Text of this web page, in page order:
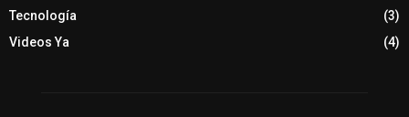
Tecnología
(3)
Videos Ya
(4)